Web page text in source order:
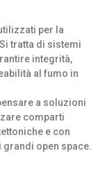
per la
tratta di sistemi
integrità,
al fumo in
a soluzioni
comparti
e con
open space.